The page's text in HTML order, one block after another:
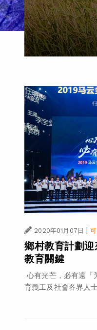
2020年01月07日 |
鄉村教育計劃
教育關鍵
心有光芒，必有遠「
育義工及社會各界人